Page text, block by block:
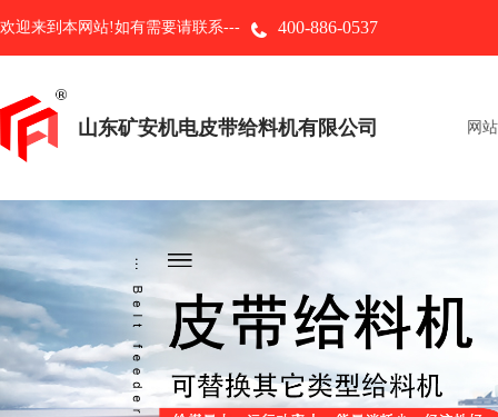
欢迎来到本网站!如有需要请联系--- 400-886-0537
山东矿安机电皮带给料机有限公司 网